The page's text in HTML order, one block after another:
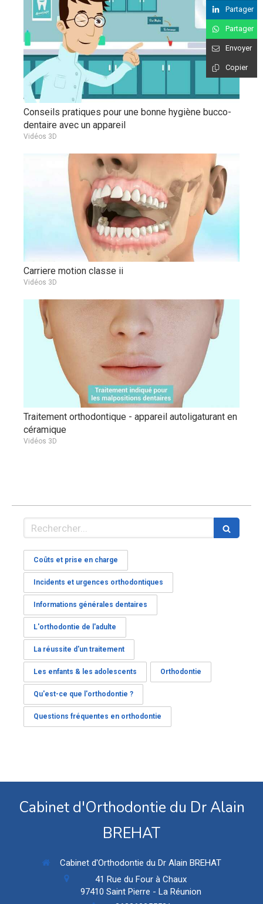
Conseils pratiques pour une bonne hygiène bucco-
dentaire avec un appareil
Vidéos 3D
Carriere motion classe ii
Vidéos 3D
Traitement orthodontique - appareil autoligaturant en
céramique
Vidéos 3D
Partager
Partager
Envoyer
Copier
Rechercher
Coûts et prise en charge
Incidents et urgences orthodontiques
Informations générales dentaires
L'orthodontie de l'adulte
La réussite d'un traitement
Les enfants & les adolescents Orthodontie
Qu'est-ce que l'orthodontie ?
Questions fréquentes en orthodontie
Cabinet d'Orthodontie du Dr Alain
BREHAT
Cabinet d'Orthodontie du Dr Alain BREHAT
41 Rue du Four à Chaux
97410 Saint Pierre - La Réunion